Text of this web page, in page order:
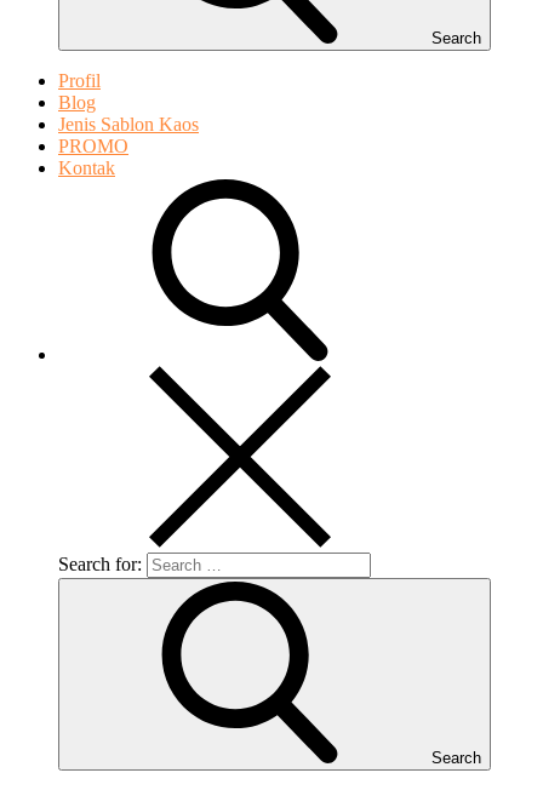
Search
Profil
Blog
Jenis Sablon Kaos
PROMO
Kontak
Search for:
Search